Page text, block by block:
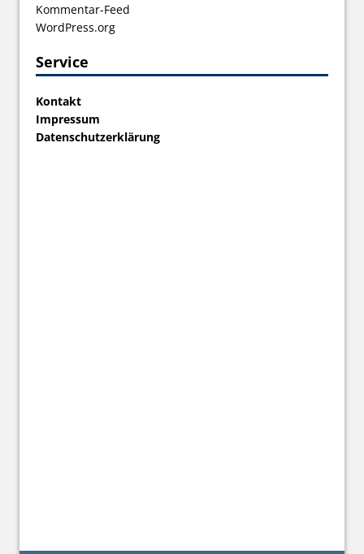
Kommentar-Feed
WordPress.org
Service
Kontakt
Impressum
Datenschutzerklärung